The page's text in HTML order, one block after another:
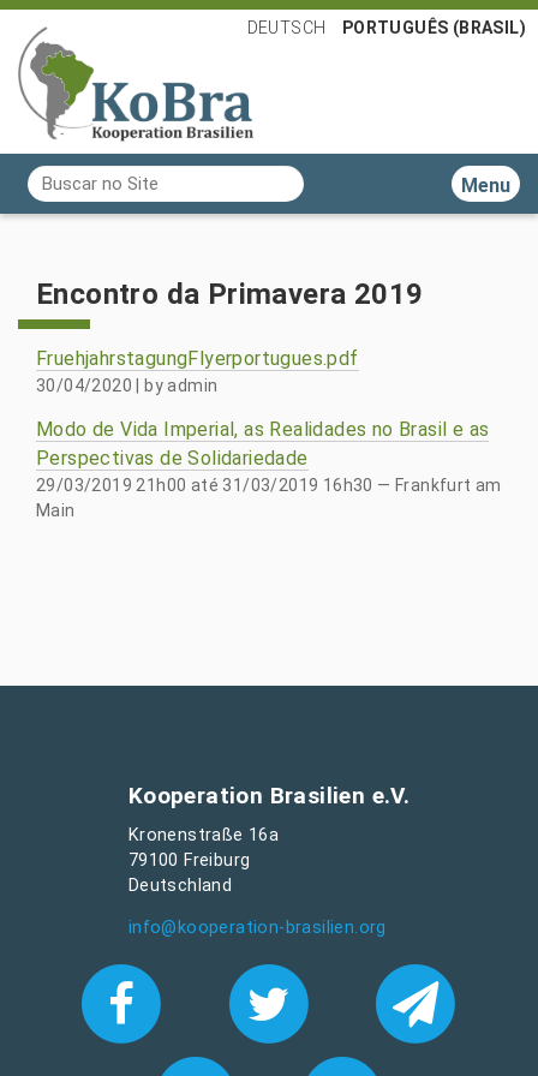
Busca
Busca Avançada…
DEUTSCH PORTUGUÊS (BRASIL)
Toggle
Encontro da Primavera 2019
FruehjahrstagungFlyerportugues.pdf
30/04/2020 byadmin
Modo de Vida Imperial, as Realidades no Brasil e as
Perspectivas de Solidariedade
29/03/2019 21h00 até 31/03/2019 16h30 — Frankfurt am
Main
Kooperation Brasilien e.V.
Kronenstraße 16a
79100 Freiburg
Deutschland
info@kooperation-brasilien.org